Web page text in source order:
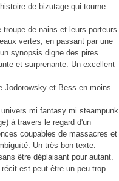
de bizutage qui tourne
de nains et leurs porteurs
vertes, en passant par une
synopsis digne des pires
et surprenante. Un excellent
Jodorowsky et Bess en moins
mi fantasy mi steampunk
à travers le regard d'un
coupables de massacres et
Un très bon texte.
être déplaisant pour autant.
est peut être un peu trop